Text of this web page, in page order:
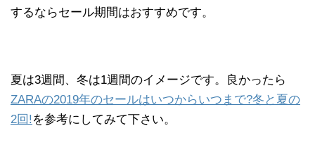
するならセール期間はおすすめです。
夏は3週間、冬は1週間のイメージです。良かったら
ZARAの2019年のセールはいつからいつまで?冬と夏の
2回!を参考にしてみて下さい。